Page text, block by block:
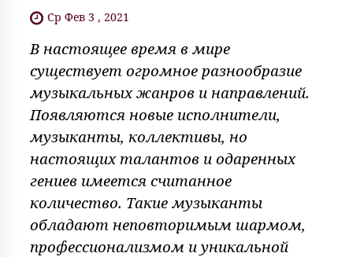
Ср Фев 3 , 2021
В настоящее время в мире
существует огромное разнообразие
музыкальных жанров и направлений.
Появляются новые исполнители,
музыканты, коллективы, но
настоящих талантов и одаренных
гениев имеется считанное
количество. Такие музыканты
обладают неповторимым шармом,
профессионализмом и уникальной